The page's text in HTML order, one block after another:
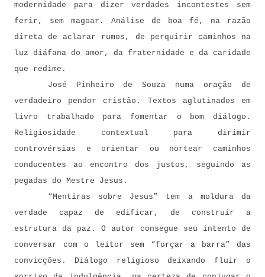
modernidade para dizer verdades incontestes sem
ferir, sem magoar. Análise de boa fé, na razão
direta de aclarar rumos, de perquirir caminhos na
luz diáfana do amor, da fraternidade e da caridade
que redime.
José Pinheiro de Souza numa oração de
verdadeiro pendor cristão. Textos aglutinados em
livro trabalhado para fomentar o bom diálogo.
Religiosidade contextual para dirimir
controvérsias e orientar ou nortear caminhos
conducentes ao encontro dos justos, seguindo as
pegadas do Mestre Jesus.
“Mentiras sobre Jesus” tem a moldura da
verdade capaz de edificar, de construir a
estrutura da paz. O autor consegue seu intento de
conversar com o leitor sem “forçar a barra” das
convicções. Diálogo religioso deixando fluir o